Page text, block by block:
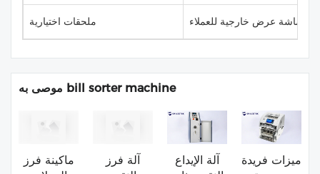
ملحقات اختيارية شاشة عرض خارجية للعملاء
موصى به bill sorter machine
ماكينة فرز
آلة فرز
آلة الإيداع
ميزات فريدة